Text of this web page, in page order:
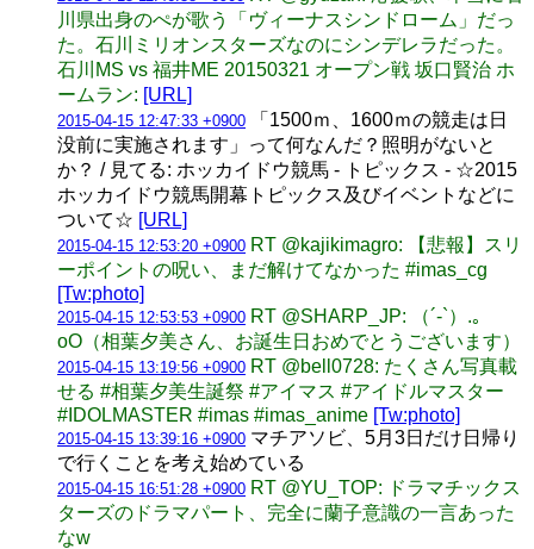
川県出身のぺが歌う「ヴィーナスシンドローム」だっ
た。石川ミリオンスターズなのにシンデレラだった。
石川MS vs 福井ME 20150321 オープン戦 坂口賢治 ホ
ームラン: [URL]
2015-04-15 12:47:33 +0900 「1500ｍ、1600ｍの競走は日
没前に実施されます」って何なんだ？照明がないと
か？ / 見てる: ホッカイドウ競馬 - トピックス - ☆2015
ホッカイドウ競馬開幕トピックス及びイベントなどに
ついて☆ [URL]
2015-04-15 12:53:20 +0900 RT @kajikimagro: 【悲報】スリ
ーポイントの呪い、まだ解けてなかった #imas_cg
[Tw:photo]
2015-04-15 12:53:53 +0900 RT @SHARP_JP: （´-`）.｡
oO（相葉夕美さん、お誕生日おめでとうございます）
2015-04-15 13:19:56 +0900 RT @bell0728: たくさん写真載
せる #相葉夕美生誕祭 #アイマス #アイドルマスター
#IDOLMASTER #imas #imas_anime [Tw:photo]
2015-04-15 13:39:16 +0900 マチアソビ、5月3日だけ日帰り
で行くことを考え始めている
2015-04-15 16:51:28 +0900 RT @YU_TOP: ドラマチックス
ターズのドラマパート、完全に蘭子意識の一言あった
なw